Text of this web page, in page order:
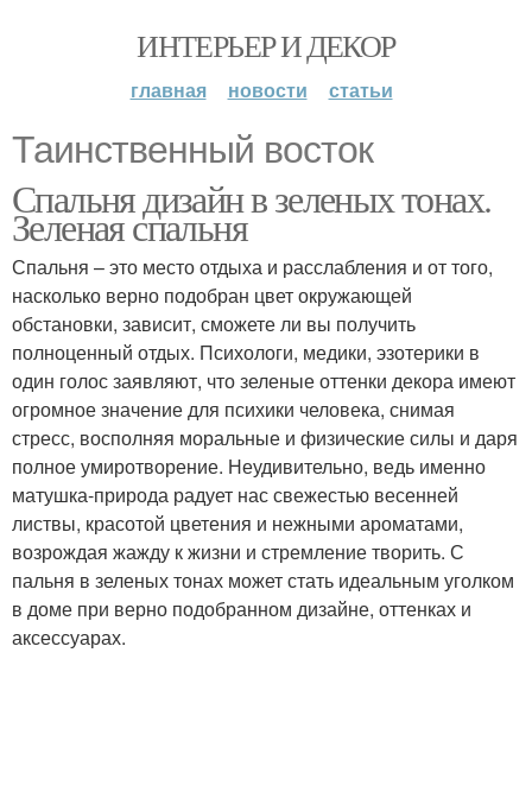
ИНТЕРЬЕР И ДЕКОР
главная новости статьи
Таинственный восток
Спальня дизайн в зеленых тонах.
Зеленая спальня
Спальня – это место отдыха и расслабления и от того,
насколько верно подобран цвет окружающей
обстановки, зависит, сможете ли вы получить
полноценный отдых. Психологи, медики, эзотерики в
один голос заявляют, что зеленые оттенки декора имеют
огромное значение для психики человека, снимая
стресс, восполняя моральные и физические силы и даря
полное умиротворение. Неудивительно, ведь именно
матушка-природа радует нас свежестью весенней
листвы, красотой цветения и нежными ароматами,
возрождая жажду к жизни и стремление творить. С
пальня в зеленых тонах может стать идеальным уголком
в доме при верно подобранном дизайне, оттенках и
аксессуарах.